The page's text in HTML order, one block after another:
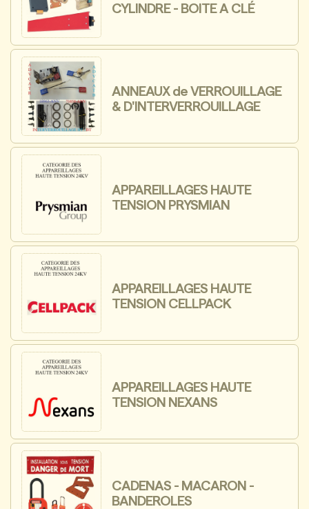
CYLINDRE - BOITE A CLÉ
ANNEAUX de VERROUILLAGE
& D'INTERVERROUILLAGE
APPAREILLAGES HAUTE
TENSION PRYSMIAN
APPAREILLAGES HAUTE
TENSION CELLPACK
APPAREILLAGES HAUTE
TENSION NEXANS
CADENAS - MACARON -
BANDEROLES